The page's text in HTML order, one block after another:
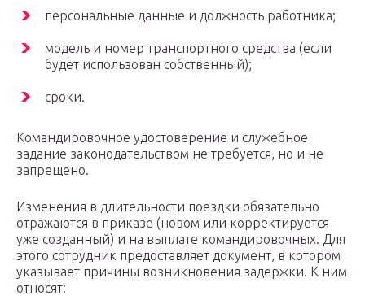
персональные данные и должность работника;
модель и номер транспортного средства (если
будет использован собственный);
сроки.
Командировочное удостоверение и служебное
задание законодательством не требуется, но и не
запрещено.
Изменения в длительности поездки обязательно
отражаются в приказе (новом или корректируется
уже созданный) и на выплате командировочных. Для
этого сотрудник предоставляет документ, в котором
указывает причины возникновения задержки. К ним
относят: